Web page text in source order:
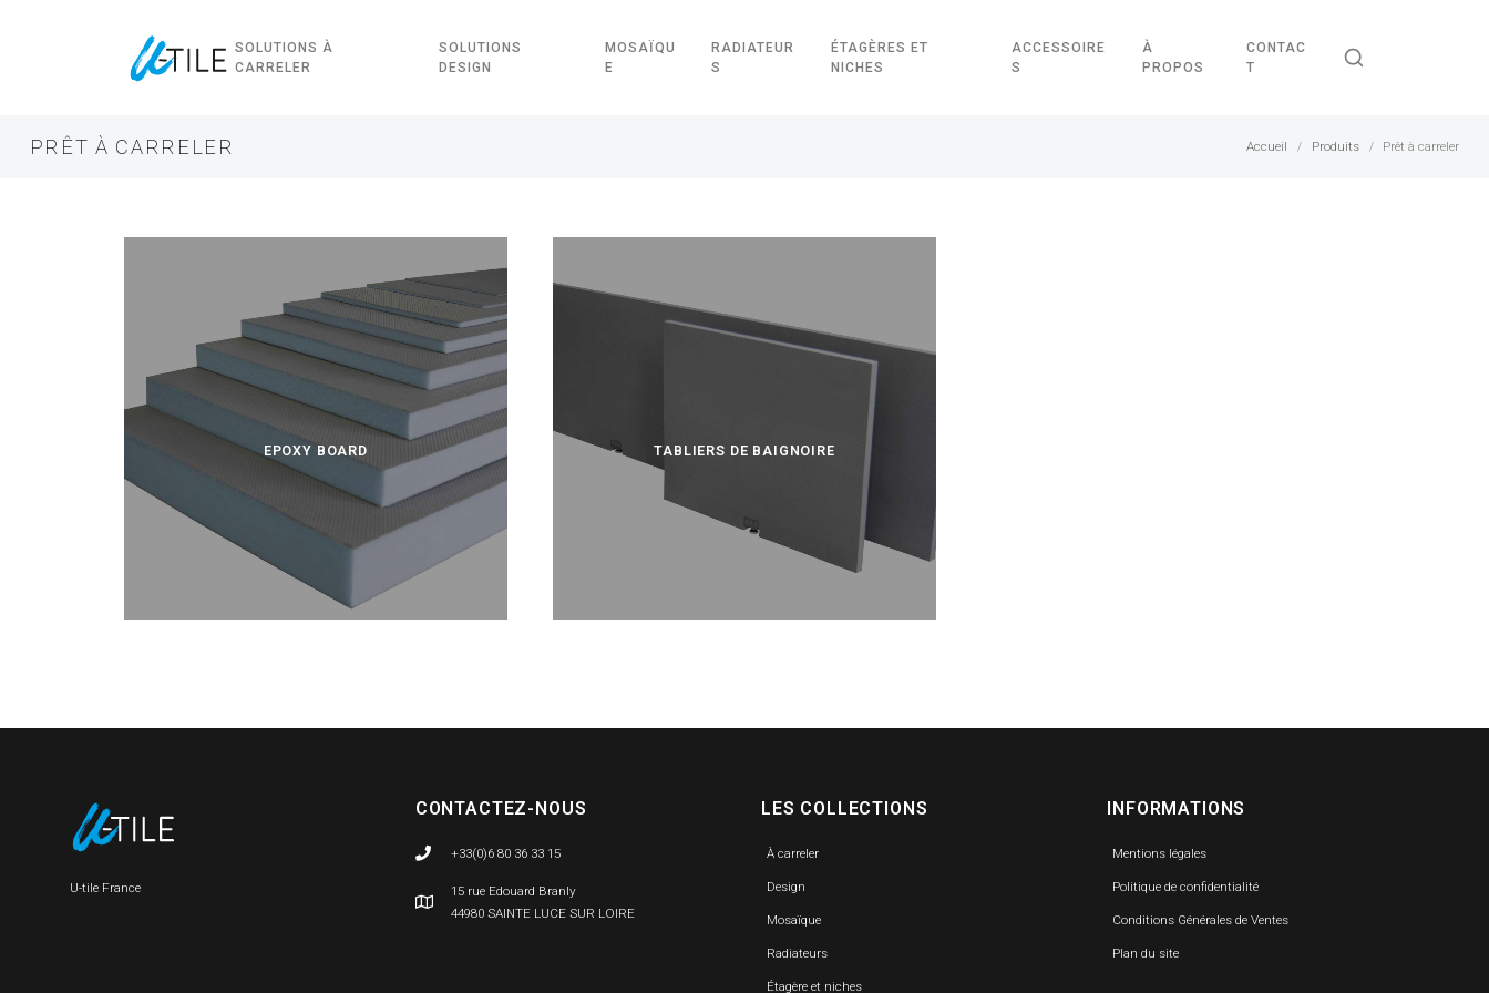
SOLUTIONS À
CARRELER
SOLUTIONS
DESIGN
MOSAÏQU
E
RADIATEUR
S
ÉTAGÈRES ET
NICHES
ACCESSOIRE
S
À
PROPOS
CONTAC
T
PRÊT À CARRELER Accueil / Produits / Prêt à carreler
EPOXY BOARD TABLIERS DE BAIGNOIRE
U-tile France
CONTACTEZ-NOUS
+33(0)6 80 36 33 15
15 rue Edouard Branly
44980 SAINTE LUCE SUR LOIRE
LES COLLECTIONS
À carreler
Design
Mosaïque
Radiateurs
Étagère et niches
INFORMATIONS
Mentions légales
Politique de confidentialité
Conditions Générales de Ventes
Plan du site